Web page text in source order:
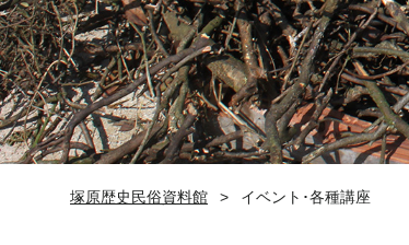
塚原歴史民俗資料館 イベント･各種講座